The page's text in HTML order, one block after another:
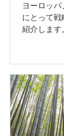
ヨーロッパ
にとって戦
紹介します